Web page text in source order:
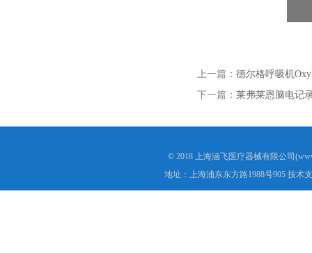
上一篇： 德尔格呼吸机
下一篇： 莱弗莱恩脑电记
© 2018 上海涵飞医疗器械有限公司
地址：上海浦东东方路1988号905 技术